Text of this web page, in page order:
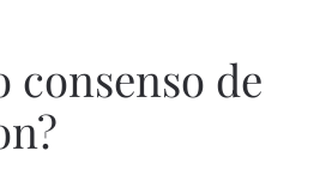
consenso de